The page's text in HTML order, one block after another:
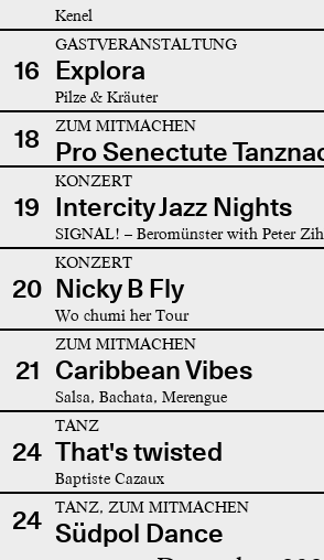
Kenel
16
GASTVERANSTALTUNG
Explora
Pilze & Kräuter
18 ZUM MITMACHEN
Pro Senectute
19
KONZERT
Intercity Jazz Nights
SIGNAL! – Beromünster with Peter
20
KONZERT
Nicky B Fly
Wo chumi her Tour
21
ZUM MITMACHEN
Caribbean Vibes
Salsa, Bachata, Merengue
24
TANZ
That's twisted
Baptiste Cazaux
24 TANZ, ZUM MITMACHEN
Südpol Dance